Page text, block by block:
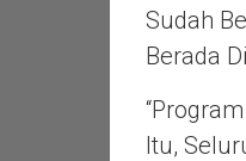
Sudah
Berada
Itu,